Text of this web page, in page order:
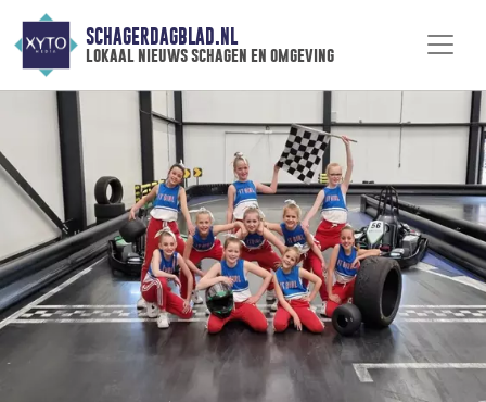
SCHAGERDAGBLAD.NL
lokaal nieuws schagen en omgeving